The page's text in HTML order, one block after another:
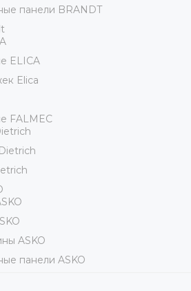
панели BRANDT
ELICA
Elica
FALMEC
ASKO
панели ASKO